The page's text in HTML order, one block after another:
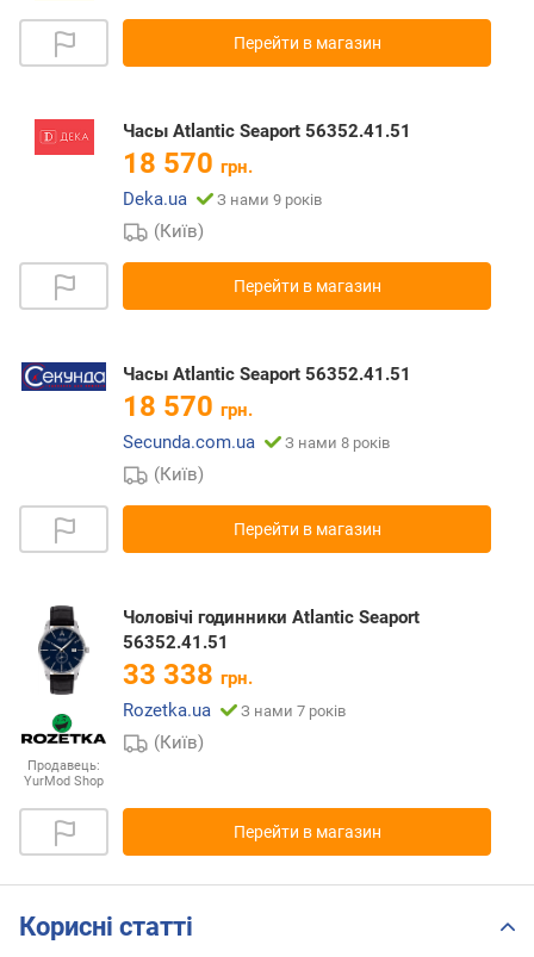
Перейти в магазин
Часы Atlantic Seaport 56352.41.51
18 570 грн.
Deka.ua
З нами 9 років
(Київ)
Перейти в магазин
Часы Atlantic Seaport 56352.41.51
18 570 грн.
Secunda.com.ua
З нами 8 років
(Київ)
Перейти в магазин
Продавець:
YurMod Shop
Чоловічі годинники Atlantic Seaport
56352.41.51
33 338 грн.
Rozetka.ua
З нами 7 років
(Київ)
Перейти в магазин
Корисні статті